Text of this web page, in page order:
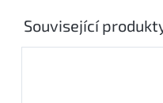
Přihlášení
Související